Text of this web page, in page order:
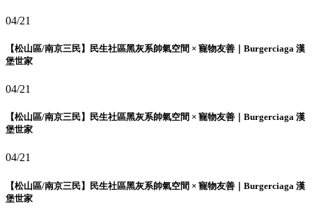
04/21
【松山區/南京三民】民生社區黑灰系帥氣空間 × 寵物友善｜Burgerciaga 漢
堡世家
04/21
【松山區/南京三民】民生社區黑灰系帥氣空間 × 寵物友善｜Burgerciaga 漢
堡世家
04/21
【松山區/南京三民】民生社區黑灰系帥氣空間 × 寵物友善｜Burgerciaga 漢
堡世家